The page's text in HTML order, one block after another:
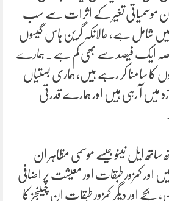
موسمیاتی تغیر کے اثرات سے سب
میں شامل ہے، حالانکہ گرین ہاس گیسوں
ایک فیصد سے بھی کم ہے۔ ہمارے
کا سامنا کر رہے ہیں، ہماری بستیاں
زد میں آ رہی ہیں اور ہمارے قدرتی
ایل نینو جیسے موسمی مظاہر ان
اور کمزور طبقات اور معیشت پر اضافی
بچے اور دیگر کمزور طبقات ان چیلنجز کا